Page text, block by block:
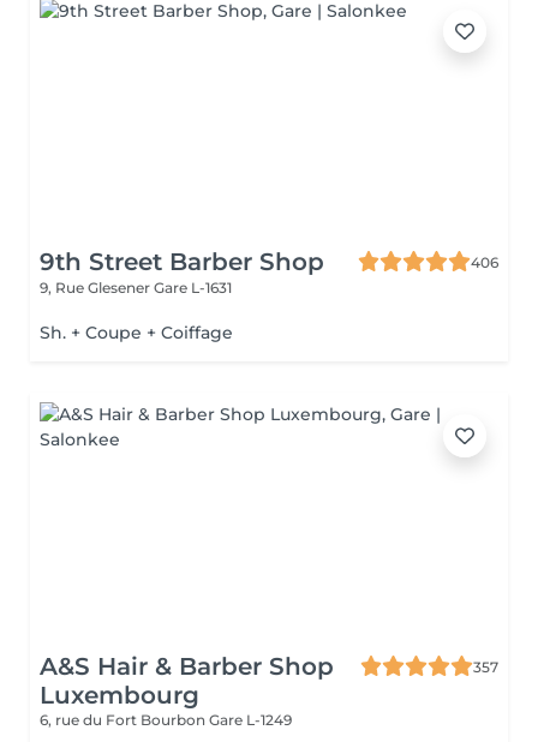
9th Street Barber Shop
406
9, Rue Glesener Gare L-1631
Sh. + Coupe + Coiffage
A&S Hair & Barber Shop
Luxembourg
357
6, rue du Fort Bourbon Gare L-1249